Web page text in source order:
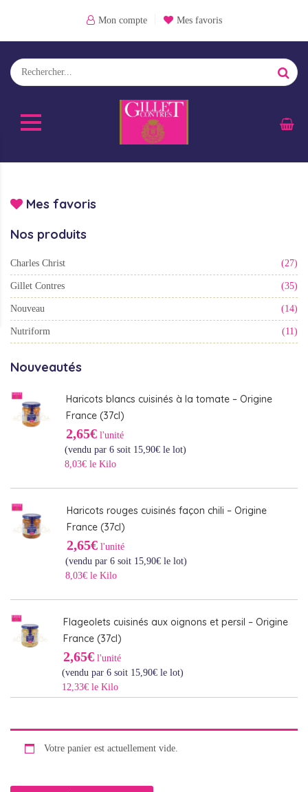
Mon compte Mes favoris
Mes favoris
Nos produits
Charles Christ (27)
Gillet Contres (35)
Nouveau (14)
Nutriform (11)
Nouveautés
Haricots blancs cuisinés à la tomate – Origine
France (37cl)
2,65€ l'unité
(vendu par 6 soit 15,90€ le lot)
8,03€ le Kilo
Haricots rouges cuisinés façon chili – Origine
France (37cl)
2,65€ l'unité
(vendu par 6 soit 15,90€ le lot)
8,03€ le Kilo
Flageolets cuisinés aux oignons et persil – Origine
France (37cl)
2,65€ l'unité
(vendu par 6 soit 15,90€ le lot)
12,33€ le Kilo
Votre panier est actuellement vide.